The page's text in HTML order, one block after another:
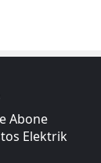
Abone
Elektrik